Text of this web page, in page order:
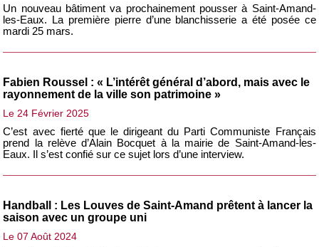
Un nouveau bâtiment va prochainement pousser à Saint-Amand-
les-Eaux. La première pierre d’une blanchisserie a été posée ce
mardi 25 mars.
Fabien Roussel : « L’intérêt général d’abord, mais avec le
rayonnement de la ville son patrimoine »
Le 24 Février 2025
C’est avec fierté que le dirigeant du Parti Communiste Français
prend la relève d’Alain Bocquet à la mairie de Saint-Amand-les-
Eaux. Il s’est confié sur ce sujet lors d’une interview.
Handball : Les Louves de Saint-Amand prêtent à lancer la
saison avec un groupe uni
Le 07 Août 2024